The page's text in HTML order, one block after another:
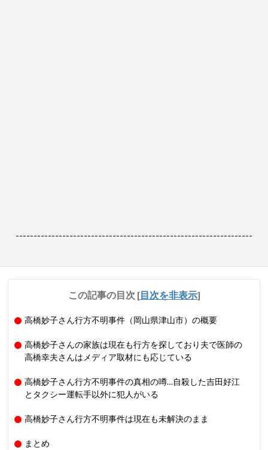
------------------------------------------------------------------
この記事の目次 [目次を非表示]
高橋妙子さん行方不明事件（岡山県津山市）の概要
高橋妙子さんの家族は現在も行方を探しており夫で医師の
高橋幸夫さんはメディア取材にも応じている
高橋妙子さん行方不明事件の真相の噂…自殺した吉田好江
とタクシー運転手以外に犯人がいる
高橋妙子さん行方不明事件は現在も未解決のまま
まとめ